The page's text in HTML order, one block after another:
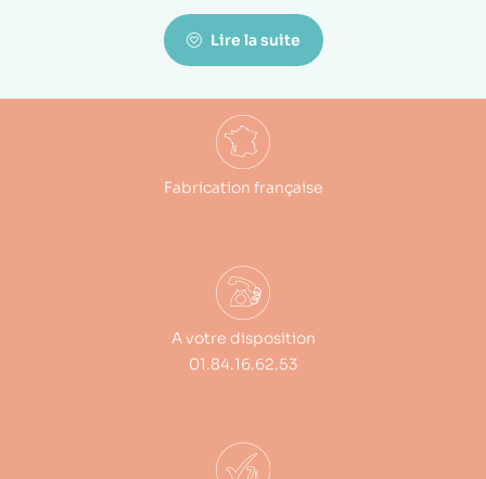
Lire la suite
Fabrication française
A votre disposition
01.84.16.62.53